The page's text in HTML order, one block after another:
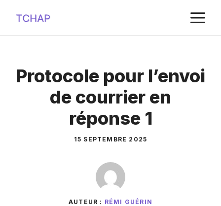
contenu
Protocole pour l’envoi
de courrier en
réponse 1
15 SEPTEMBRE 2025
AUTEUR : RÉMI GUÉRIN